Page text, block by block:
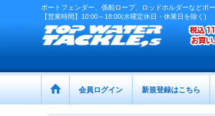
ボートフェンダー、係船ロープ、ロッドホルダーなどボ
【営業時間】10:00～18:00(水曜定休日・休業日を除く)
会員ログイン 新規登録はこちら